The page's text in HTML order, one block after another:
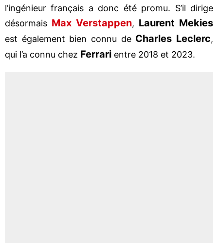
l’ingénieur français a donc été promu. S’il dirige
désormais Max Verstappen, Laurent Mekies
est également bien connu de Charles Leclerc,
qui l’a connu chez Ferrari entre 2018 et 2023.